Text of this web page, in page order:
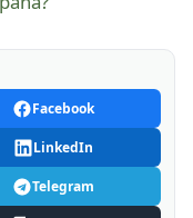
Facebook
LinkedIn
Telegram